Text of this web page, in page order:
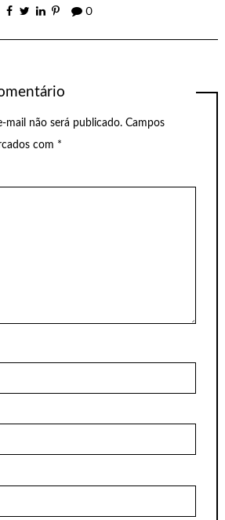
0
mail não será publicado. Campos
com *